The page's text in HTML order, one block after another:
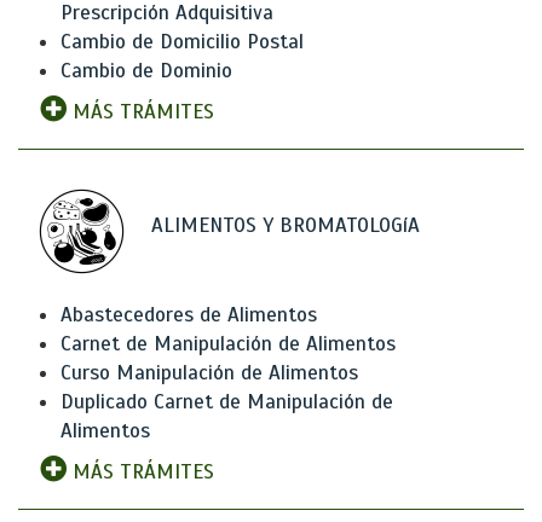
Prescripción Adquisitiva
Cambio de Domicilio Postal
Cambio de Dominio
MÁS TRÁMITES
ALIMENTOS Y BROMATOLOGíA
Abastecedores de Alimentos
Carnet de Manipulación de Alimentos
Curso Manipulación de Alimentos
Duplicado Carnet de Manipulación de
Alimentos
MÁS TRÁMITES